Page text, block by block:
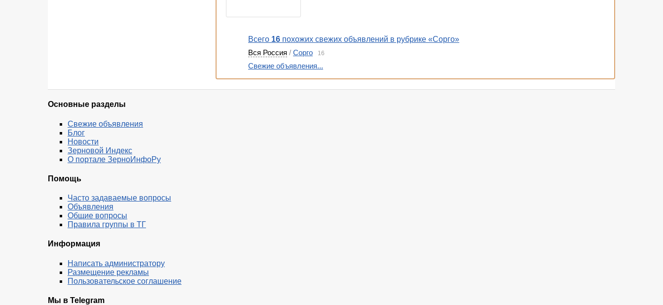
Всего 16 похожих свежих объявлений в рубрике «Сорго»
Вся Россия / Сорго 16
Свежие объявления...
Основные разделы
Свежие объявления
Блог
Новости
Зерновой Индекс
О портале ЗерноИнфоРу
Помощь
Часто задаваемые вопросы
Объявления
Общие вопросы
Правила группы в ТГ
Информация
Написать администратору
Размещение рекламы
Пользовательское соглашение
Мы в Telegram